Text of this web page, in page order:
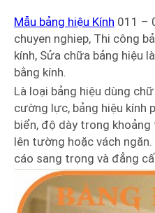
Mẫu bảng hiệu Kính 011 –
chuyen nghiep, Thi công
kính, Sửa chữa bảng hiệu
bằng kính.
Là loại bảng hiệu dùng
cường lực, bảng hiệu kính
biển, độ dày trong
lên tường hoặc vách
cáo sang trọng và đẳng